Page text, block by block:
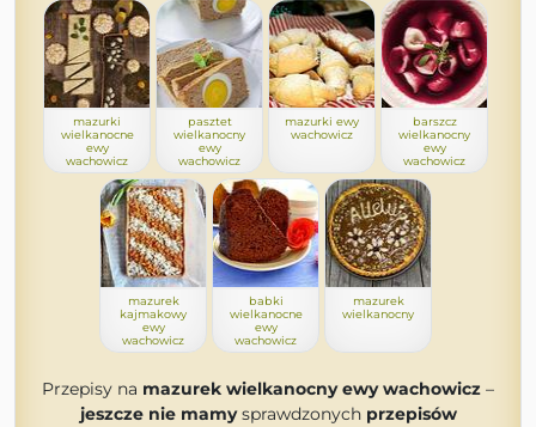
mazurki
wielkanocne
ewy
wachowicz
pasztet
wielkanocny
ewy
wachowicz
mazurki ewy
wachowicz
barszcz
wielkanocny
ewy
wachowicz
mazurek
kajmakowy
ewy
wachowicz
babki
wielkanocne
ewy
wachowicz
mazurek
wielkanocny
Przepisy na mazurek wielkanocny ewy wachowicz –
jeszcze nie mamysprawdzonych przepisów